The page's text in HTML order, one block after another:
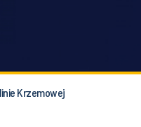
Krzemowej